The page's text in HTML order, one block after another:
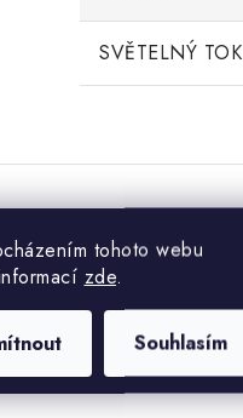
tohoto webu
zde.
Souhlasím
SVĚTELNÝ TOK